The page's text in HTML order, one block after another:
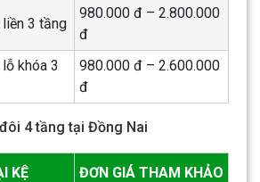
3 tầng
980.000 đ – 2.800.000
đ
khóa 3
980.000 đ – 2.600.000
đ
4 tầng tại Đồng Nai
KỆ ĐƠN GIÁ THAM KHẢO